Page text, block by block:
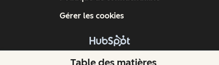
Table des matières
Copyright © 2026 HubSpot, Inc.
Gérer les cookies